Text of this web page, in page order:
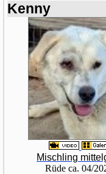
Kenny
Mischling
Rüde ca. 04/